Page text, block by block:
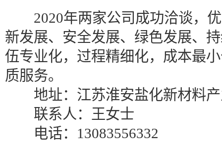
2020年两家公司成功洽谈，优
新发展、安全发展、绿色发展、
伍专业化，过程精细化，成本最
质服务。
地址：江苏淮安盐化新材料产
联系人：王女士
电话：13083556332